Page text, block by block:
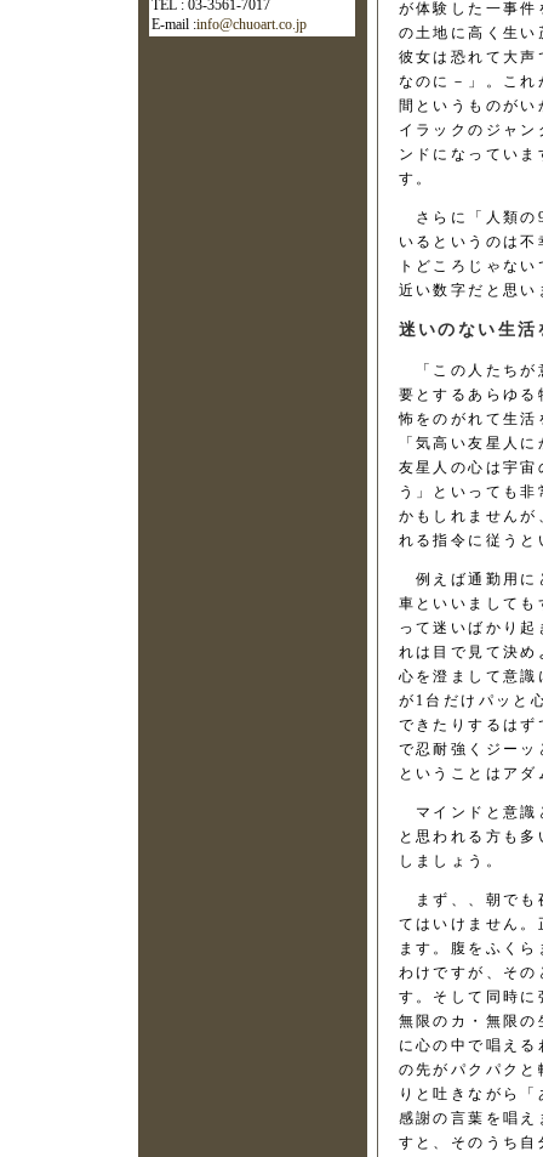
TEL : 03-3561-7017
E-mail :info@chuoart.co.jp
が体験した一事
の土地に高く生
彼女は恐れて大
なのに－」。こ
間というものが
イラックのジャ
ンドになってい
す。
さらに「人類の
いるというのは
トどころじゃな
近い数字だと思い
迷いのない生活
「この人たちが
要とするあらゆ
怖をのがれて生
「気高い友星人
友星人の心は宇
う」といっても
かもしれません
れる指令に従う
例えば通勤用に
車といいまして
って迷いばかり
れは目で見て決
心を澄まして意
が1台だけパッと
できたりするは
で忍耐強くジー
ということはア
マインドと意識
と思われる方も
しましょう。
まず、、朝でも
てはいけません
ます。腹をふく
わけですが、そ
す。そして同時
無限のカ・無限
に心の中で唱え
の先がパクパク
りと吐きながら
感謝の言葉を唱
すと、そのうち